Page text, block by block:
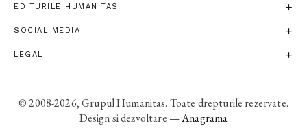
EDITURILE HUMANITAS
SOCIAL MEDIA
LEGAL
© 2008-2026, Grupul Humanitas. Toate drepturile rezervate.
Design si dezvoltare —Anagrama